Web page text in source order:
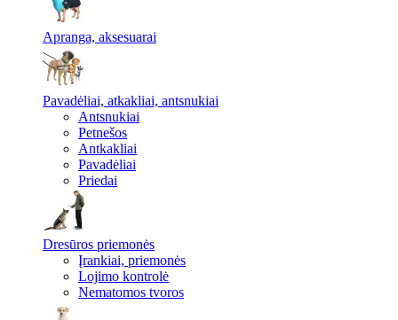
Apranga, aksesuarai
Pavadėliai, atkakliai, antsnukiai
Antsnukiai
Petnešos
Antkakliai
Pavadėliai
Priedai
Dresūros priemonės
Įrankiai, priemonės
Lojimo kontrolė
Nematomos tvoros